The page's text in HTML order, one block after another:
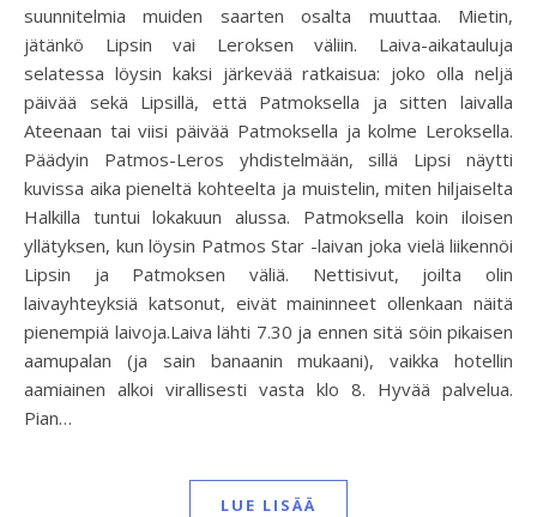
suunnitelmia muiden saarten osalta muuttaa. Mietin,
jätänkö Lipsin vai Leroksen väliin. Laiva-aikatauluja
selatessa löysin kaksi järkevää ratkaisua: joko olla neljä
päivää sekä Lipsillä, että Patmoksella ja sitten laivalla
Ateenaan tai viisi päivää Patmoksella ja kolme Leroksella.
Päädyin Patmos-Leros yhdistelmään, sillä Lipsi näytti
kuvissa aika pieneltä kohteelta ja muistelin, miten hiljaiselta
Halkilla tuntui lokakuun alussa. Patmoksella koin iloisen
yllätyksen, kun löysin Patmos Star -laivan joka vielä liikennöi
Lipsin ja Patmoksen väliä. Nettisivut, joilta olin
laivayhteyksiä katsonut, eivät maininneet ollenkaan näitä
pienempiä laivoja.Laiva lähti 7.30 ja ennen sitä söin pikaisen
aamupalan (ja sain banaanin mukaani), vaikka hotellin
aamiainen alkoi virallisesti vasta klo 8. Hyvää palvelua.
Pian…
LUE LISÄÄ